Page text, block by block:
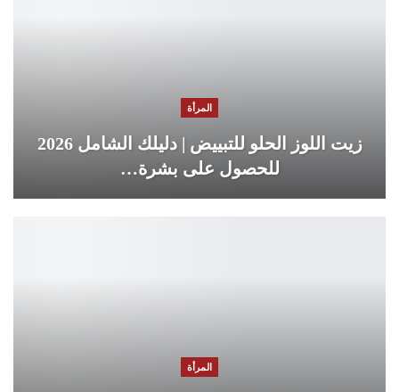
المرأة
زيت اللوز الحلو للتبييض | دليلك الشامل 2026
للحصول على بشرة…
المرأة